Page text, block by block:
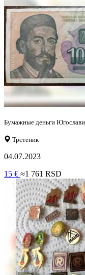
Бумажные деньги
Трстеник
04.07.2023
15 € ≈1 761 RSD